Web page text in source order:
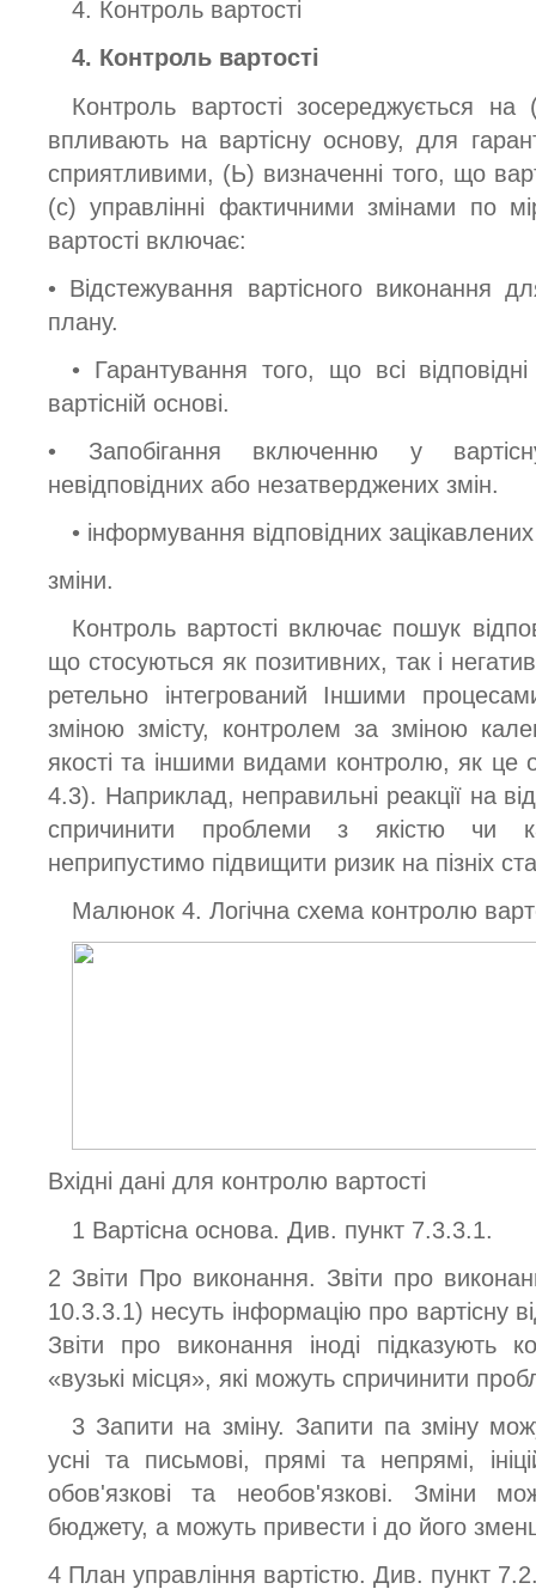
4. Контроль вартості
4. Контроль вартості
Контроль вартості зосереджується
впливають на вартісну основу, для
сприятливими, (Ь) визначенні того, що
(с) управлінні фактичними змінами по
вартості включає:
• Відстежування вартісного виконання
плану.
• Гарантування того, що всі
вартісній основі.
• Запобігання включенню у
невідповідних або незатверджених змін.
• інформування відповідних
зміни.
Контроль вартості включає пошук
що стосуються як позитивних, так і
ретельно інтегрований Іншими
зміною змісту, контролем за зміною
якості та іншими видами контролю, як це
4.3). Наприклад, неправильні реакції на
спричинити проблеми з якістю чи
неприпустимо підвищити ризик на пізніх
Малюнок 4. Логічна схема контролю
Вхідні дані для контролю вартості
1 Вартісна основа. Див. пункт 7.3.3.1.
2 Звіти Про виконання. Звіти про
10.3.3.1) несуть інформацію про вартісну
Звіти про виконання іноді підказують
«вузькі місця», які можуть спричинити
3 Запити на зміну. Запити па зміну
усні та письмові, прямі та непрямі,
обов'язкові та необов'язкові. Зміни
бюджету, а можуть привести і до його
4 План управління вартістю. Див. пункт